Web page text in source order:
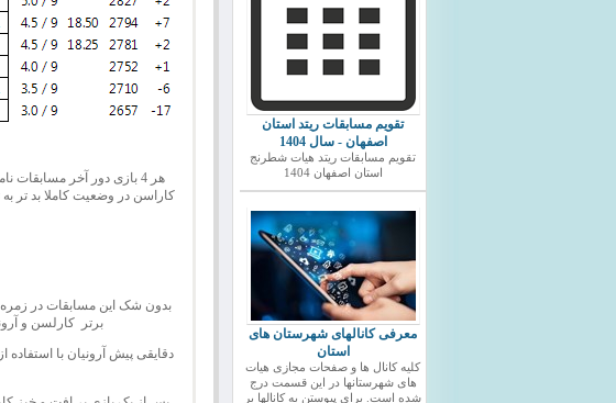
تقویم مسابقات ریتد استان
اصفهان - سال 1404
تقویم مسابقات ریتد هیات شطرنج
استان اصفهان 1404
معرفی کانالهای شهرستان های
استان
کلیه کانال ها و صفحات مجازی هیات
های شهرستانها در این قسمت درج
شده است. برای پیوستن به کانالها بر
هر 4 بازی دور آخر
کاراسن در وضعیت کاملا بد تر
برتر کارلسن و
دقایقی پیش آرونیان با